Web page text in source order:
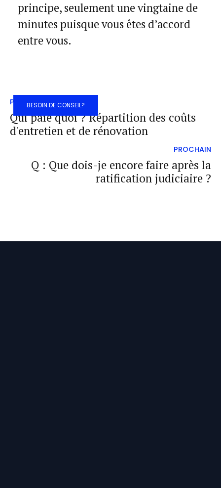
principe, seulement une vingtaine de
minutes puisque vous êtes d’accord
entre vous.
PRÉCÉDENT
Qui paie quoi ? Répartition des coûts
d'entretien et de rénovation
PROCHAIN
Q : Que dois-je encore faire après la
ratification judiciaire ?
BESOIN DE CONSEIL?